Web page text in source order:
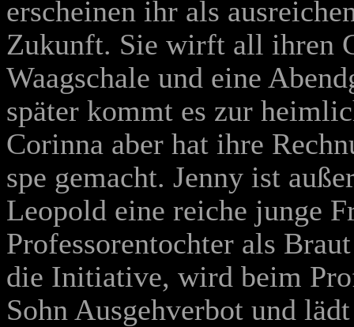
erscheinen ihr als
Zukunft. Sie wirft all ihren
Waagschale und eine
später kommt es zur
Corinna aber hat ihre
spe gemacht. Jenny ist
Leopold eine reiche junge
Professorentochter als
die Initiative, wird beim
Sohn Ausgehverbot und